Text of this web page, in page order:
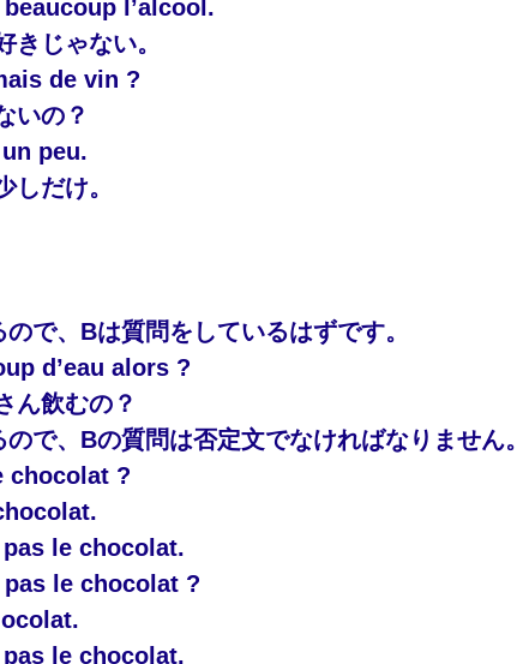
l’alcool.
きじゃない。
de vin ?
いの？
peu.
しだけ。
で、Bは質問をしているはずです。
d’eau alors ?
ん飲むの？
で、Bの質問は否定文でなければなりません。
chocolat ?
le chocolat.
pas le chocolat ?
le chocolat.